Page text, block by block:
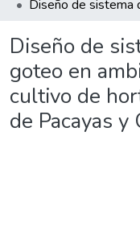
Diseño de
goteo en
cultivo de
de Pacayas y